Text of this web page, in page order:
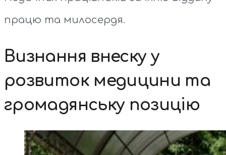
працю та милосердя.
Визнання внеску у
розвиток медицини та
громадянську позицію